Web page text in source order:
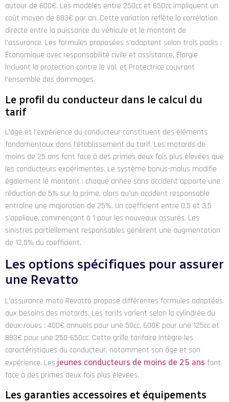
autour de 600€. Les modèles entre 250cc et 650cc impliquent un
coût moyen de 883€ par an. Cette variation reflète la corrélation
directe entre la puissance du véhicule et le montant de
l’assurance. Les formules proposées s’adaptent selon trois packs :
Économique avec responsabilité civile et assistance, Élargie
incluant la protection contre le vol, et Protectrice couvrant
l’ensemble des dommages.
Le profil du conducteur dans le calcul du
tarif
L’âge et l’expérience du conducteur constituent des éléments
fondamentaux dans l’établissement du tarif. Les motards de
moins de 25 ans font face à des primes deux fois plus élevées que
les conducteurs expérimentés. Le système bonus-malus modifie
également le montant : chaque année sans accident apporte une
réduction de 5% sur la prime, alors qu’un accident responsable
entraîne une majoration de 25%. Un coefficient entre 0,5 et 3,5
s’applique, commençant à 1 pour les nouveaux assurés. Les
sinistres partiellement responsables génèrent une augmentation
de 12,5% du coefficient.
Les options spécifiques pour assurer
une Revatto
L’assurance moto Revatto propose différentes formules adaptées
aux besoins des motards. Les tarifs varient selon la cylindrée du
deux-roues : 400€ annuels pour une 50cc, 600€ pour une 125cc et
883€ pour une 250-650cc. Cette grille tarifaire intègre les
caractéristiques du conducteur, notamment son âge et son
expérience. Les jeunes conducteurs de moins de 25 ans font
face à des primes deux fois plus élevées.
Les garanties accessoires et équipements